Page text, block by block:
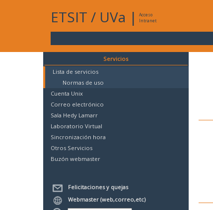
ETSIT / UVa |
Acceso
Intranet
Servicios
Lista de servicios
Normas de uso
Cuenta Unix
Correo electrónico
Sala Hedy Lamarr
Laboratorio Virtual
Sincronización hora
Otros Servicios
Buzón webmaster
Felicitaciones y quejas
Webmaster (web,correo,etc)